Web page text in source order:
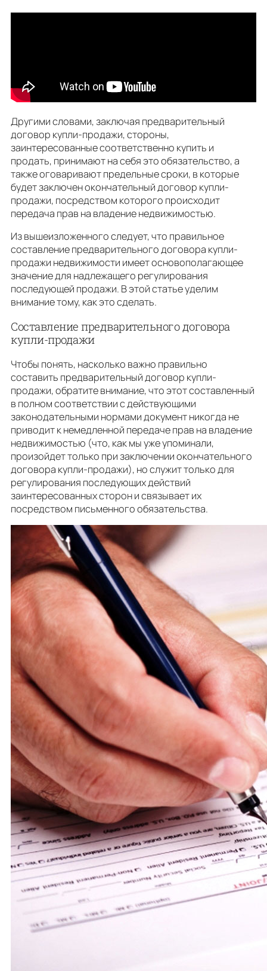
Другими словами, заключая предварительный
договор купли-продажи, стороны,
заинтересованные соответственно купить и
продать, принимают на себя это обязательство, а
также оговаривают предельные сроки, в которые
будет заключен окончательный договор купли-
продажи, посредством которого происходит
передача прав на владение недвижимостью.
Из вышеизложенного следует, что правильное
составление предварительного договора купли-
продажи недвижимости имеет основополагающее
значение для надлежащего регулирования
последующей продажи. В этой статье уделим
внимание тому, как это сделать.
Составление предварительного договора
купли-продажи
Чтобы понять, насколько важно правильно
составить предварительный договор купли-
продажи, обратите внимание, что этот составленный
в полном соответствии с действующими
законодательными нормами документ никогда не
приводит к немедленной передаче прав на владение
недвижимостью (что, как мы уже упоминали,
произойдет только при заключении окончательного
договора купли-продажи), но служит только для
регулирования последующих действий
заинтересованных сторон и связывает их
посредством письменного обязательства.